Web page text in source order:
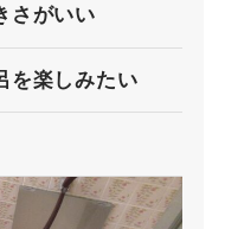
さがいい
を楽しみたい